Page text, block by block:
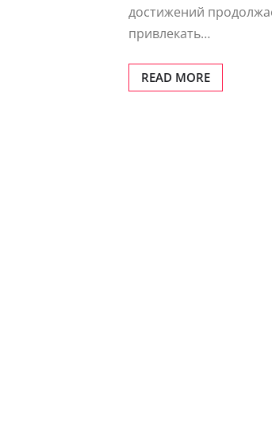
достижений
привлекать…
READ MORE